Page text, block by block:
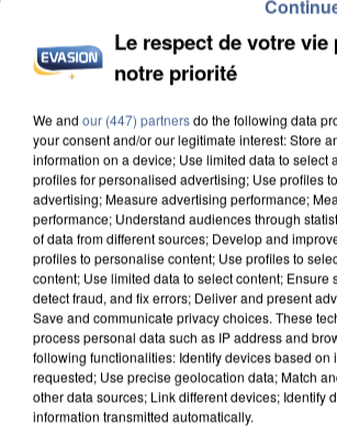
L’UN DES FONDATEURS
MAFIA INTERPELLÉ EN ALGÉRIE
Le respect de votre vie
notre priorité
We and our (447) partnersdo the following data
your consent and/or our legitimate interest: Store
information on a device; Use limited data to select
profiles for personalised advertising; Use profiles
advertising; Measure advertising performance;
performance; Understand audiences through
of data from different sources; Develop and
profiles to personalise content; Use profiles to
content; Use limited data to select content; Ensure
detect fraud, and fix errors; Deliver and present
Save and communicate privacy choices. These
process personal data such as IP address and
following functionalities: Identify devices based on
requested; Use precise geolocation data; Match
other data sources; Link different devices; Identify
information transmitted automatically.